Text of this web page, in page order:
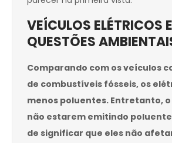
VEÍCULOS ELÉTRICOS E
QUESTÕES
Comparando com os veículos
de combustíveis fósseis, os
menos poluentes. Entretanto,
não estarem emitindo
de significar que eles não